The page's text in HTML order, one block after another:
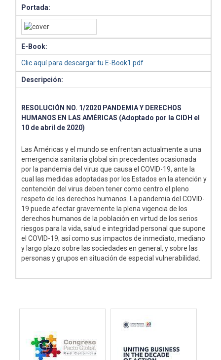
Portada:
E-Book:
Clic aquí para descargar tu E-Book1.pdf
Descripción:
RESOLUCIÓN NO. 1/2020 PANDEMIA Y DERECHOS
HUMANOS EN LAS AMÉRICAS (Adoptado por la CIDH el
10 de abril de 2020)
Las Américas y el mundo se enfrentan actualmente a una
emergencia sanitaria global sin precedentes ocasionada
por la pandemia del virus que causa el COVID-19, ante la
cual las medidas adoptadas por los Estados en la atención y
contención del virus deben tener como centro el pleno
respeto de los derechos humanos. La pandemia del COVID-
19 puede afectar gravemente la plena vigencia de los
derechos humanos de la población en virtud de los serios
riesgos para la vida, salud e integridad personal que supone
el COVID-19; así como sus impactos de inmediato, mediano
y largo plazo sobre las sociedades en general, y sobre las
personas y grupos en situación de especial vulnerabilidad.